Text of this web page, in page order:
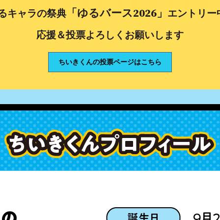
キャラの祭典 「ゆるバース2026」 エントリー
応援＆投票よろしくお願いします
ちいきくんの投票ページはこちら